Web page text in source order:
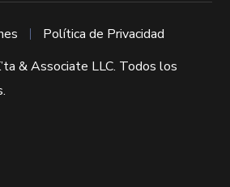
Política de Privacidad
& Associate LLC. Todos los